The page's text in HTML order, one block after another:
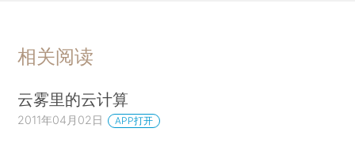
相关阅读
云雾里的云计算
2011年04月02日 APP打开